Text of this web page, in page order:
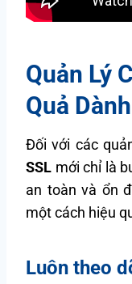
Quản Lý
Quả
Đối với các
SSL mới chỉ là
an toàn và ổn
một cách hiệu
Luôn theo